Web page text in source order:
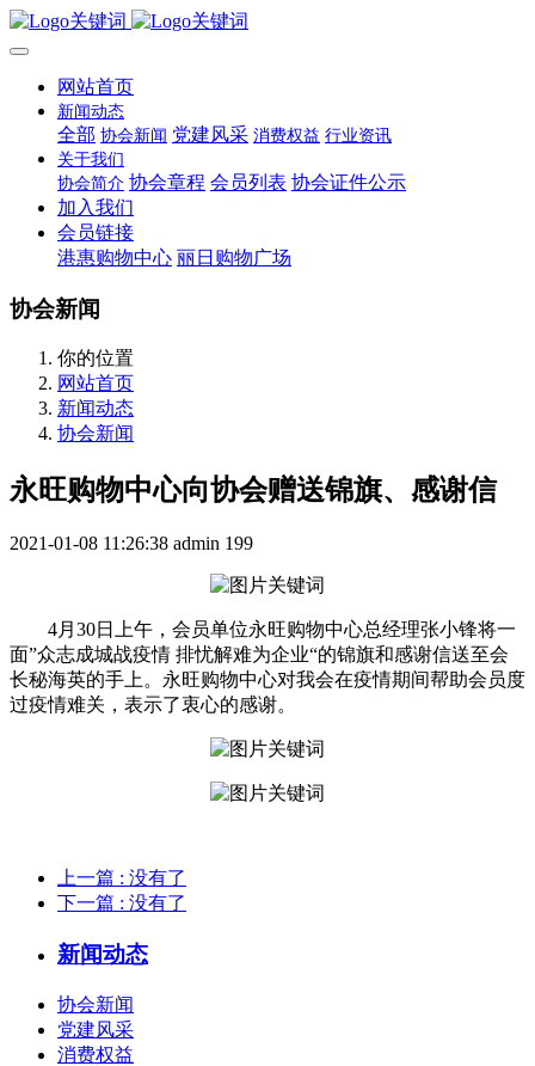
网站首页
新闻动态
全部 协会新闻 党建风采 消费权益 行业资讯
关于我们
协会简介 协会章程 会员列表 协会证件公示
加入我们
会员链接
港惠购物中心 丽日购物广场
协会新闻
你的位置
网站首页
新闻动态
协会新闻
永旺购物中心向协会赠送锦旗、感谢信
2021-01-08 11:26:38 admin 199
4月30日上午，会员单位永旺购物中心总经理张小锋将一
面”众志成城战疫情 排忧解难为企业“的锦旗和感谢信送至会
长秘海英的手上。永旺购物中心对我会在疫情期间帮助会员度
过疫情难关，表示了衷心的感谢。
上一篇 : 没有了
下一篇 : 没有了
新闻动态
协会新闻
党建风采
消费权益